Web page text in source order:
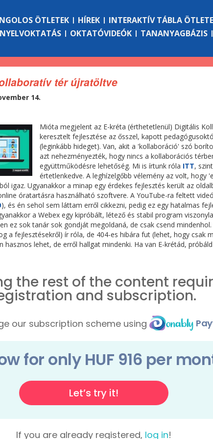
ÖTLETEK HÍREK INTERAKTÍV TÁBLA
NYELVOKTATÁS OKTATÓVIDEÓK TANANYAGBÁZIS
tér újratöltve
14.
Mióta megjelent az E-kréta (érthetetlenül) Digitális
keresztelt fejlesztése az ősszel, kapott
(leginkább hideget). Van, akit a 'kollaboráció' szó
azt nehezményezték, hogy nincs a kollaborációs
együttműködésre lehetőség. Mi is írtunk róla ITT,
értetlenkedve. A leghízelgőbb vélemény az volt, hogy
igaz. Ugyanakkor a minap egy érdekes fejlesztés került az
óratartásra használható szoftvere. A YouTube-ra feltett
), és én sehol sem láttam erről cikkezni, pedig ez egy hatalmas
a Webex egy kipróbált, létező és stabil program
ez sok tanár sok gondját megoldaná, de csak csend mindenhol.
a fejlesztésekről) ír róla, de 404-es hibára fut (lehet, hogy csak
hasznos lehet, de erről hallgat mindenki. Ha van E-krétád, próbáld